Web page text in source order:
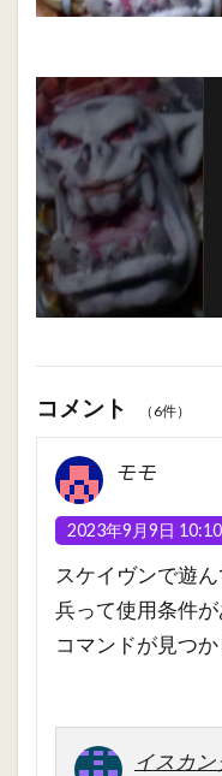
コメント （6件）
モモ
2023年9月9日
スケイヴンで遊
兵って使用条件
コマンドが見つ
イスカン